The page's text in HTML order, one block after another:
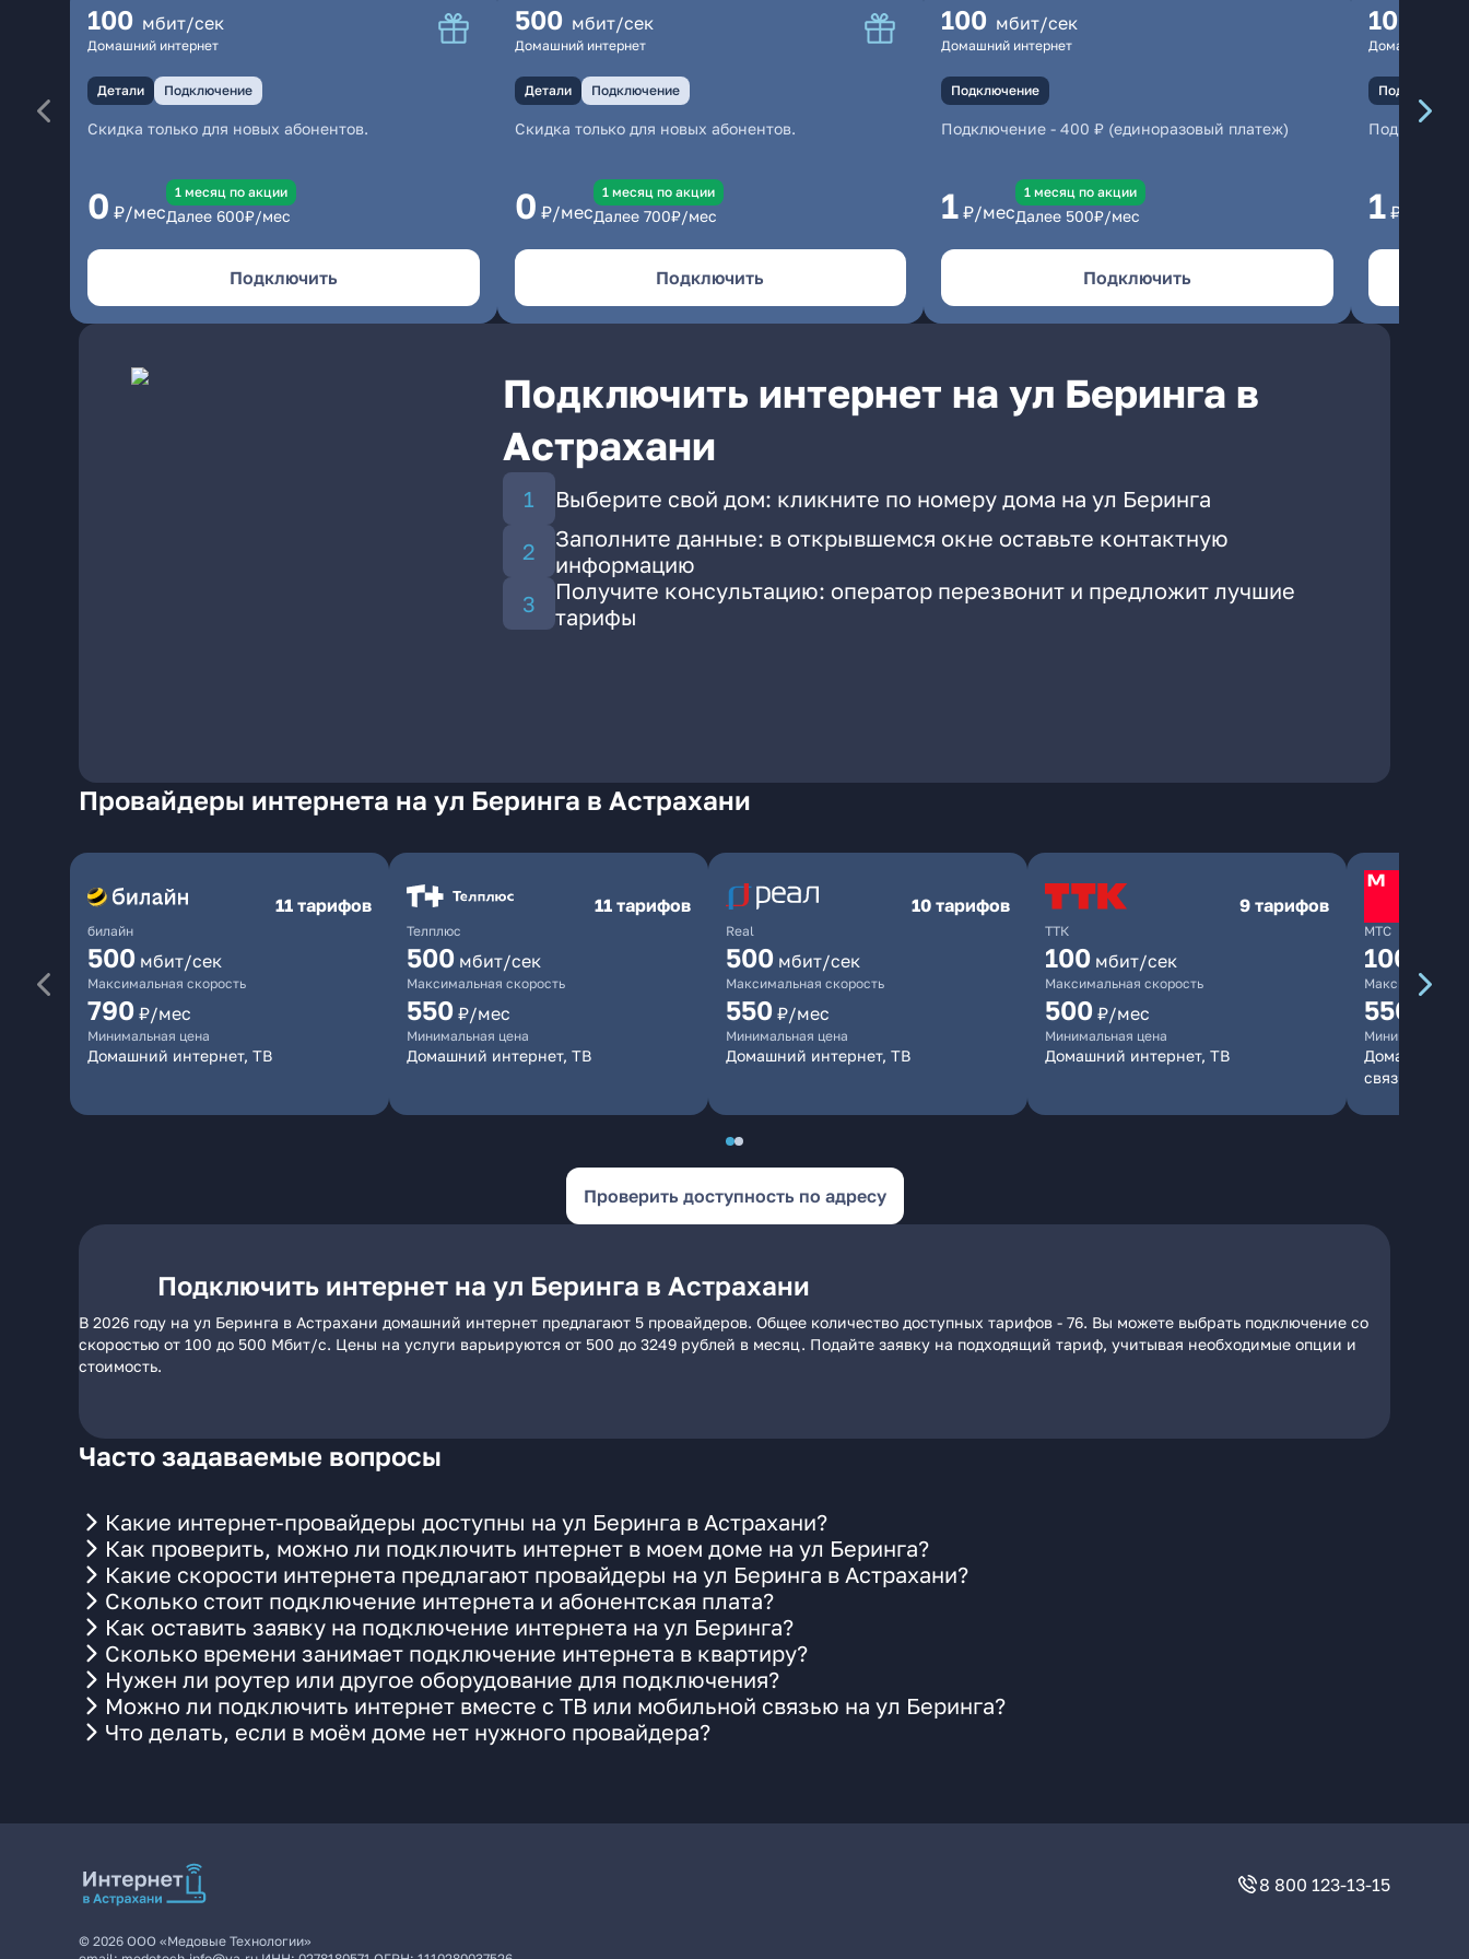
100 мбит/сек
Домашний интернет
Детали Подключение
Скидка только для новых абонентов.
0 ₽/мес
1 месяц по акции
Далее 600₽/мес
Подключить
500 мбит/сек
Домашний интернет
Детали Подключение
Скидка только для новых абонентов.
0 ₽/мес
1 месяц по акции
Далее 700₽/мес
Подключить
100 мбит/сек
Домашний интернет
Подключение
Подключение - 400 ₽ (единоразовый платеж)
1 ₽/мес
1 месяц по акции
Далее 500₽/мес
Подключить
100
Домашний
Подключение
1 ₽/мес
Подключить интернет на ул Беринга в
Астрахани
Выберите свой дом: кликните по номеру дома на ул Беринга
Заполните данные: в открывшемся окне оставьте контактную
информацию
Получите консультацию: оператор перезвонит и предложит лучшие
тарифы
Провайдеры интернета на ул Беринга в Астрахани
билайн
11 тарифов
500 мбит/сек
Максимальная скорость
790 ₽/мес
Минимальная цена
Домашний интернет, ТВ
Телплюс
11 тарифов
500 мбит/сек
Максимальная скорость
550 ₽/мес
Минимальная цена
Домашний интернет, ТВ
Real
10 тарифов
500 мбит/сек
Максимальная скорость
550 ₽/мес
Минимальная цена
Домашний интернет, ТВ
ТТК
9 тарифов
100 мбит/сек
Максимальная скорость
500 ₽/мес
Минимальная цена
Домашний интернет, ТВ
МТС
1000
Максимальная
550
Минимальная
Домашний
связь
Проверить доступность по адресу
Подключить интернет на ул Беринга в Астрахани
В 2026 году на ул Беринга в Астрахани домашний интернет предлагают 5 провайдеров. Общее количество доступных тарифов - 76. Вы можете выбрать подключение со
скоростью от 100 до 500 Мбит/с. Цены на услуги варьируются от 500 до 3249 рублей в месяц. Подайте заявку на подходящий тариф, учитывая необходимые опции и
стоимость.
Часто задаваемые вопросы
Какие интернет-провайдеры доступны на ул Беринга в Астрахани?
Как проверить, можно ли подключить интернет в моем доме на ул Беринга?
Какие скорости интернета предлагают провайдеры на ул Беринга в Астрахани?
Сколько стоит подключение интернета и абонентская плата?
Как оставить заявку на подключение интернета на ул Беринга?
Сколько времени занимает подключение интернета в квартиру?
Нужен ли роутер или другое оборудование для подключения?
Можно ли подключить интернет вместе с ТВ или мобильной связью на ул Беринга?
Что делать, если в моём доме нет нужного провайдера?
8 800 123-13-15
© 2026 ООО «Медовые Технологии»